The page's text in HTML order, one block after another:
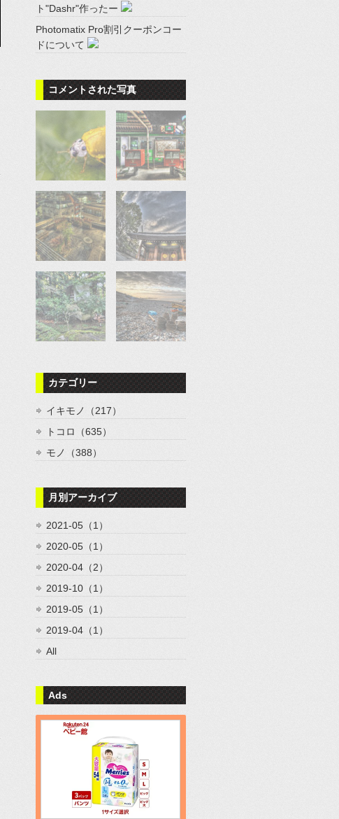
ト"Dashr"作ったー
Photomatix Pro割引クーポンコー
ドについて
コメントされた写真
カテゴリー
イキモノ（217）
トコロ（635）
モノ（388）
月別アーカイブ
2021-05（1）
2020-05（1）
2020-04（2）
2019-10（1）
2019-05（1）
2019-04（1）
All
Ads